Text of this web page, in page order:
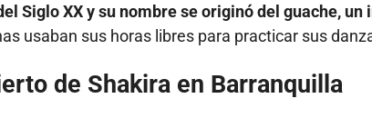
Siglo XX y su nombre se originó del guache,
usaban sus horas libres para practicar sus
de Shakira en Barranquilla